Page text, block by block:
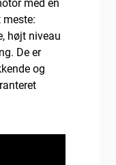
med en
meste:
højt niveau
De er
og